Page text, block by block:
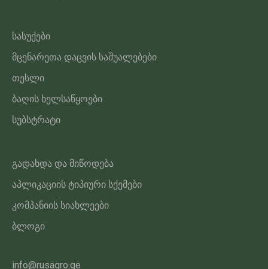
სასუქები
მცენარეთა დაცვის საშუალებები
თესლი
ბაღის ხელსაწყოები
სუბსტრატი
გადახდა და მიწოდება
აპლიკაციის ტიპიური სქემები
კომპანიის სიახლეები
ბლოგი
info@rusagro.ge